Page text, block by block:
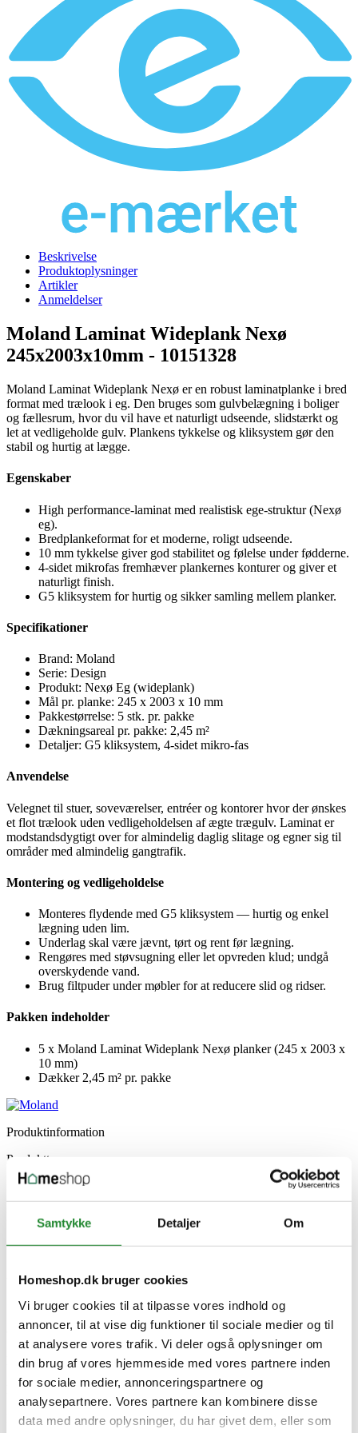
Samtykke Detaljer Om
Homeshop.dk bruger cookies
Vi bruger cookies til at tilpasse vores indhold og
annoncer, til at vise dig funktioner til sociale medier og til
at analysere vores trafik. Vi deler også oplysninger om
din brug af vores hjemmeside med vores partnere inden
for sociale medier, annonceringspartnere og
analysepartnere. Vores partnere kan kombinere disse
data med andre oplysninger, du har givet dem, eller som
Beskrivelse
Produktoplysninger
Artikler
Anmeldelser
Moland Laminat Wideplank Nexø
245x2003x10mm - 10151328
Moland Laminat Wideplank Nexø er en robust laminatplanke i bred
format med trælook i eg. Den bruges som gulvbelægning i boliger
og fællesrum, hvor du vil have et naturligt udseende, slidstærkt og
let at vedligeholde gulv. Plankens tykkelse og kliksystem gør den
stabil og hurtig at lægge.
Egenskaber
High performance-laminat med realistisk ege-struktur (Nexø
eg).
Bredplankeformat for et moderne, roligt udseende.
10 mm tykkelse giver god stabilitet og følelse under fødderne.
4-sidet mikrofas fremhæver plankernes konturer og giver et
naturligt finish.
G5 kliksystem for hurtig og sikker samling mellem planker.
Specifikationer
Brand: Moland
Serie: Design
Produkt: Nexø Eg (wideplank)
Mål pr. planke: 245 x 2003 x 10 mm
Pakkestørrelse: 5 stk. pr. pakke
Dækningsareal pr. pakke: 2,45 m²
Detaljer: G5 kliksystem, 4-sidet mikro-fas
Anvendelse
Velegnet til stuer, soveværelser, entréer og kontorer hvor der ønskes
et flot trælook uden vedligeholdelsen af ægte trægulv. Laminat er
modstandsdygtigt over for almindelig daglig slitage og egner sig til
områder med almindelig gangtrafik.
Montering og vedligeholdelse
Monteres flydende med G5 kliksystem — hurtig og enkel
lægning uden lim.
Underlag skal være jævnt, tørt og rent før lægning.
Rengøres med støvsugning eller let opvreden klud; undgå
overskydende vand.
Brug filtpuder under møbler for at reducere slid og ridser.
Pakken indeholder
5 x Moland Laminat Wideplank Nexø planker (245 x 2003 x
10 mm)
Dækker 2,45 m² pr. pakke
Produktinformation
Produkttype
Laminatgulv
Serie
Design
Model
Nexø Eg
Stk pr enhed
Antal pr. palle
36
M2 pr. palle
Overflade
UV Overflade
M2 pr. pakke
2.45
Kliksystem
G5
Producent information